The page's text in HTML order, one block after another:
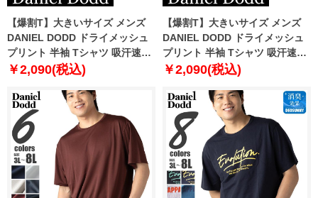
【爆割T】大きいサイズ メンズ
DANIEL DODD ドライメッシュ
プリント 半袖 Tシャツ 吸汗速乾
春夏新作 tjt-2602dry3 【fre】
￥2,090(税込)
【爆割T】大きいサイズ メンズ
DANIEL DODD ドライメッシュ
プリント 半袖 Tシャツ 吸汗速乾
春夏新作 tjt-2602dry4 【fre】
￥2,090(税込)